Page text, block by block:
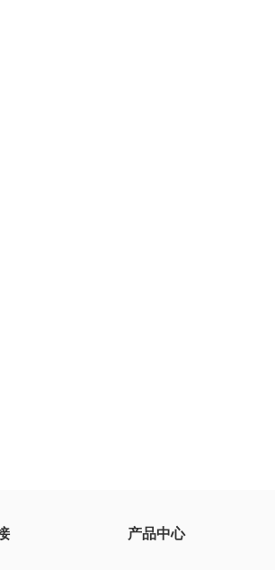
产品中心